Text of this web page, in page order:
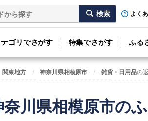
よく
ゴリでさがす 特集でさがす ふる
関東地方 神奈川県相模原市 雑貨・日用品の
奈川県相模原市の